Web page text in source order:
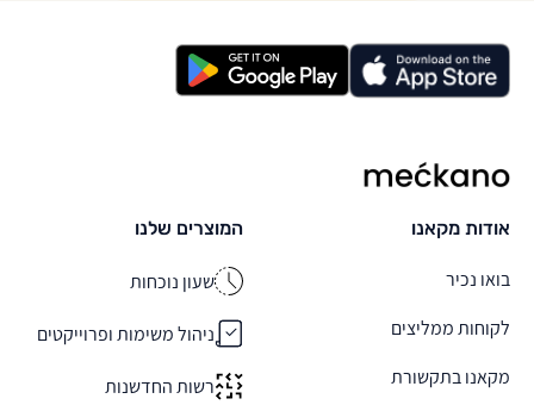
מקאנו
אודות מקאנו
בואו נכיר
לקוחות ממליצים
מקאנו בתקשורת
המוצרים שלנו
שעון נוכחות
ניהול משימות ופרוייקטים
רשות החדשנות